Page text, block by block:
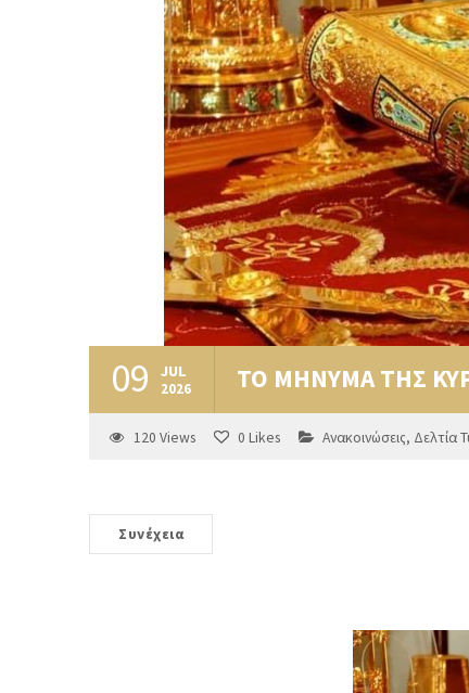
09 JUL
2026 ΤΟ ΜΗΝΥΜΑ ΤΗΣ
120 Views 0 Likes Ανακοινώσεις, Δελτία
Συνέχεια